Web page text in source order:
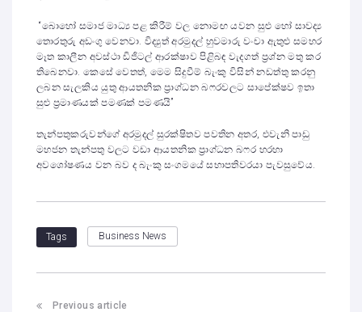
“බොහෝ සමාජ මාධ්‍ය පළ කිරීම් වල නොමඟ යවන සුළු හෝ සාවද්‍ය
තොරතුරු අඩංගු වෙනවා. විද්‍යුත් අරමුදල් හුවමාරු වංචා ඇතුළු සමහර
මෑත කාලීන අවස්ථා ඩිජිටල් ආරක්ෂාව පිළිබඳ වැදගත් ප්‍රශ්න මතු කර
තිබෙනවා. කෙසේ වෙතත්, මෙම සිදුවීම් බැංකු විසින් නඩත්තු කරනු
ලබන සැලකිය යුතු ආයතනික ප්‍රාග්ධන බෆරවලට සාපේක්ෂව ඉතා
සුළු ප්‍රමාණයක් පමණක් පමණයි”
තැන්පතුකරුවන්ගේ අරමුදල් සුරක්ෂිතව පවතින අතර, එවැනි පාඩු
මහජන තැන්පතු වලට වඩා ආයතනික ප්‍රාග්ධන බෆර හරහා
අවශෝෂණය වන බව ද බැංකු සංගමයේ සභාපතිවරයා පැවසුවේය.
Tags Business News
Previous article